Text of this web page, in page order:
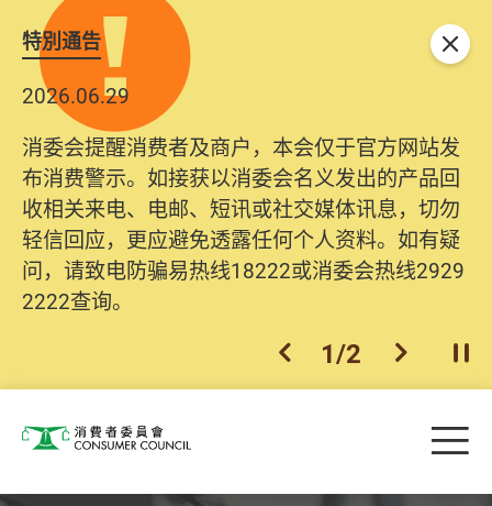
特別通告
2026.06.29
消委会提醒消费者及商户，本会仅于官方网站发
布消费警示。如接获以消委会名义发出的产品回
收相关来电、电邮、短讯或社交媒体讯息，切勿
轻信回应，更应避免透露任何个人资料。如有疑
问，请致电防骗易热线18222或消委会热线2929
2222查询。
上一个
1/2 下一个开
关闭
消费者委员会 目